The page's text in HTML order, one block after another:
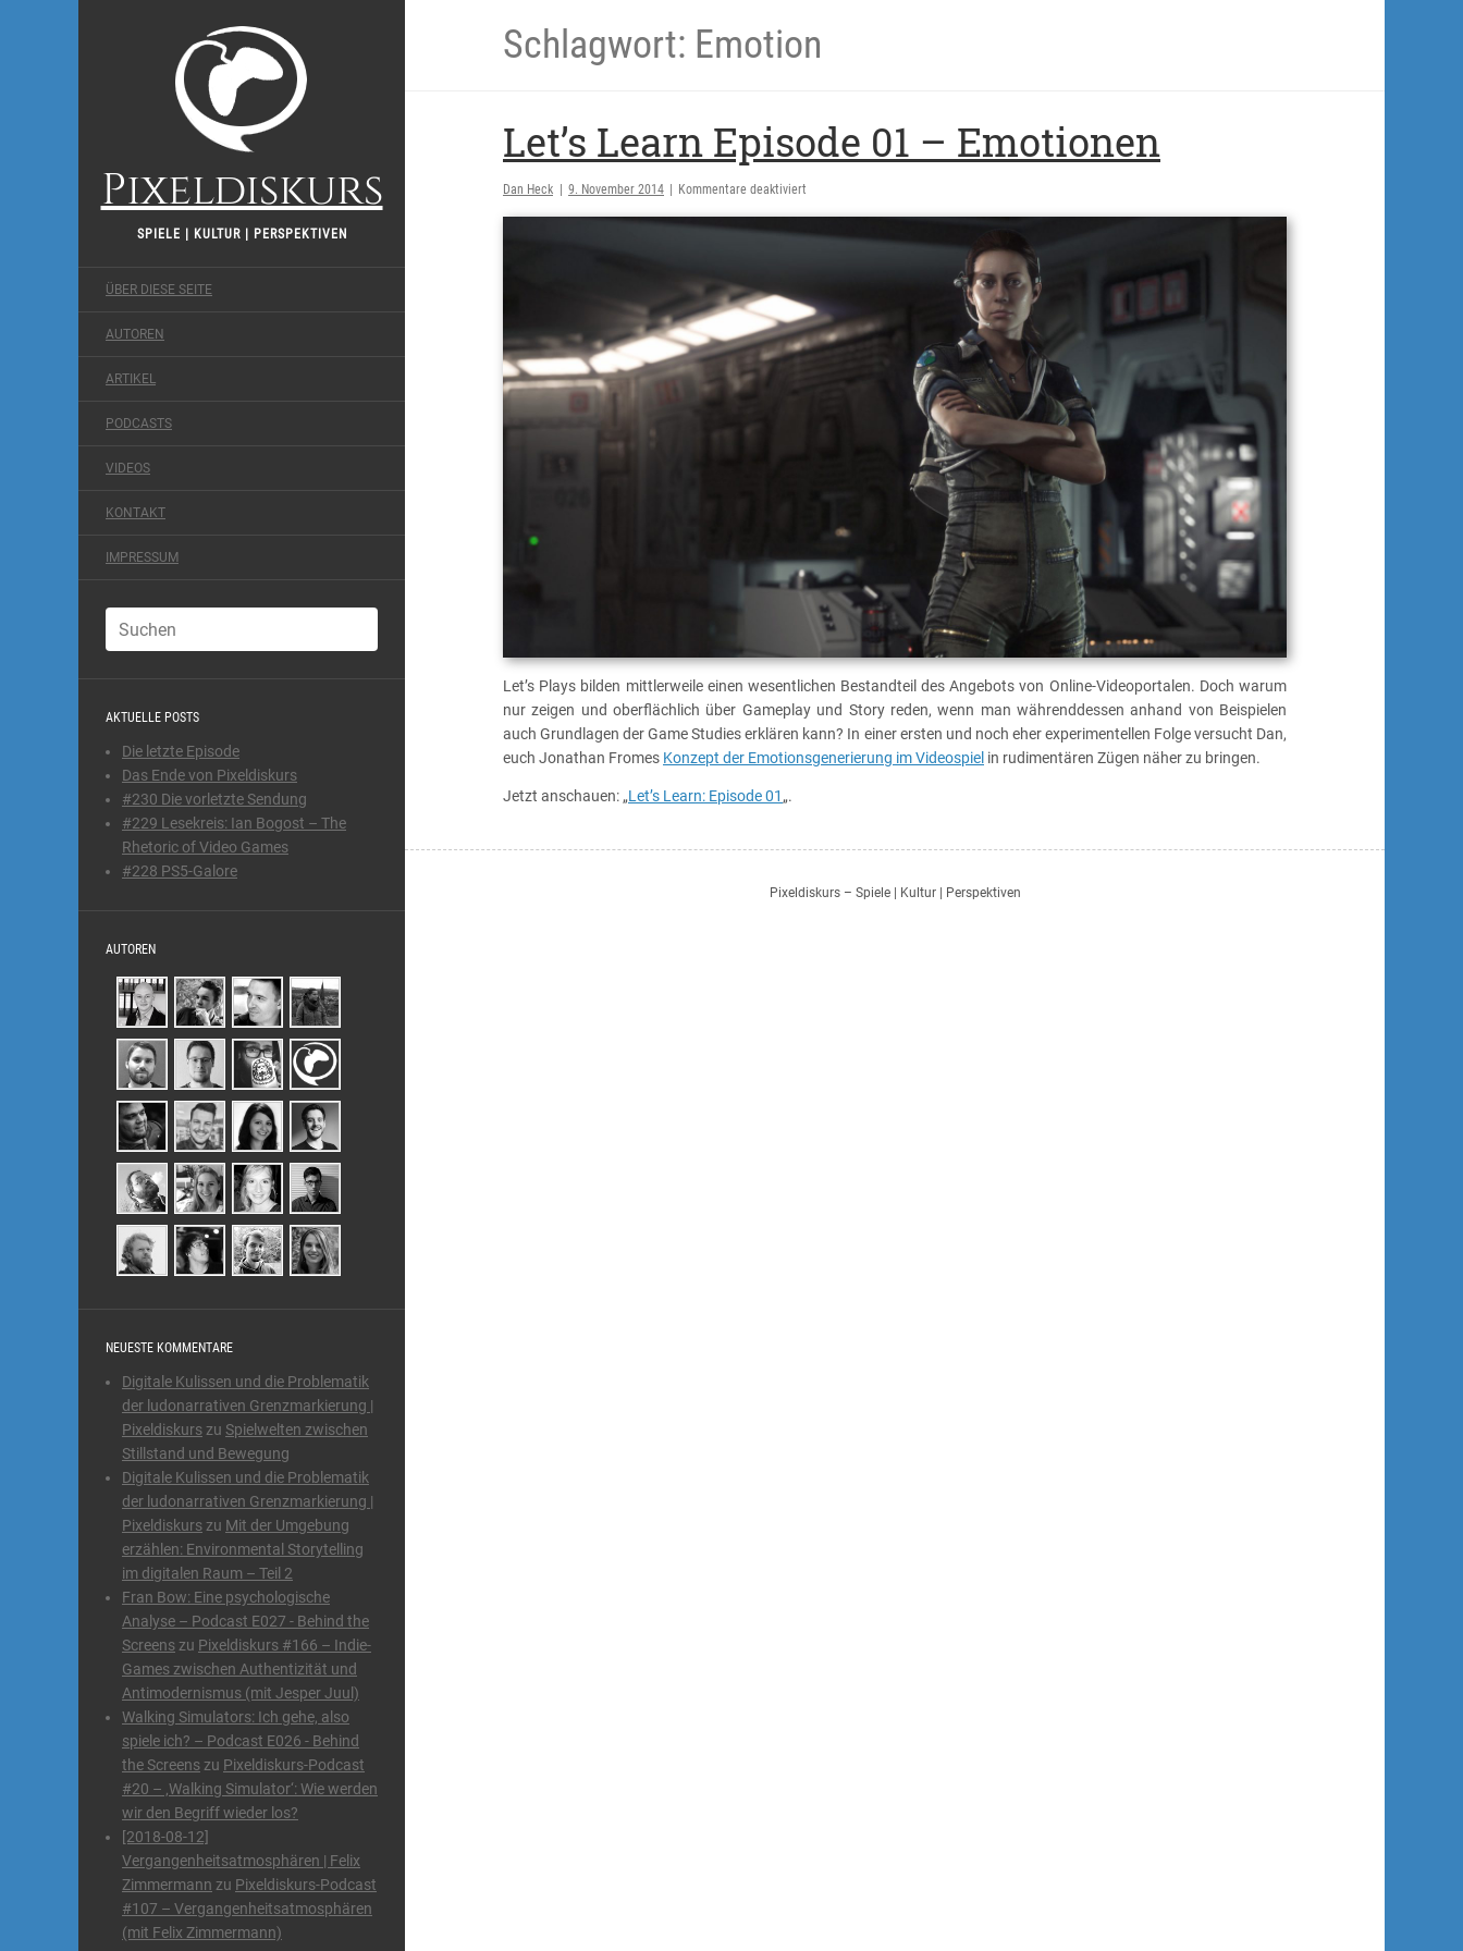
Pixeldiskurs
SPIELE | KULTUR | PERSPEKTIVEN
ÜBER DIESE SEITE
AUTOREN
ARTIKEL
PODCASTS
VIDEOS
KONTAKT
IMPRESSUM
AKTUELLE POSTS
Die letzte Episode
Das Ende von Pixeldiskurs
#230 Die vorletzte Sendung
#229 Lesekreis: Ian Bogost – The
Rhetoric of Video Games
#228 PS5-Galore
AUTOREN
NEUESTE KOMMENTARE
Digitale Kulissen und die Problematik
der ludonarrativen Grenzmarkierung |
Pixeldiskurs zu Spielwelten zwischen
Stillstand und Bewegung
Digitale Kulissen und die Problematik
der ludonarrativen Grenzmarkierung |
Pixeldiskurs zu Mit der Umgebung
erzählen: Environmental Storytelling
im digitalen Raum – Teil 2
Fran Bow: Eine psychologische
Analyse – Podcast E027 - Behind the
Screens zu Pixeldiskurs #166 – Indie-
Games zwischen Authentizität und
Antimodernismus (mit Jesper Juul)
Walking Simulators: Ich gehe, also
spiele ich? – Podcast E026 - Behind
the Screens zu Pixeldiskurs-Podcast
#20 – ‚Walking Simulator‘: Wie werden
wir den Begriff wieder los?
[2018-08-12]
Vergangenheitsatmosphären | Felix
Zimmermann zu Pixeldiskurs-Podcast
#107 – Vergangenheitsatmosphären
(mit Felix Zimmermann)
Schlagwort: Emotion
Let’s Learn Episode 01 – Emotionen
Dan Heck 9. November 2014 Kommentare deaktiviert
Emotionen
Let’s Plays bilden mittlerweile einen wesentlichen Bestandteil des Angebots von Online-Videoportalen. Doch warum
nur zeigen und oberflächlich über Gameplay und Story reden, wenn man währenddessen anhand von Beispielen
auch Grundlagen der Game Studies erklären kann? In einer ersten und noch eher experimentellen Folge versucht Dan,
euch Jonathan Fromes Konzept der Emotionsgenerierung im Videospiel in rudimentären Zügen näher zu bringen.
Jetzt anschauen: „Let’s Learn: Episode 01 „.
Pixeldiskurs – Spiele | Kultur | Perspektiven